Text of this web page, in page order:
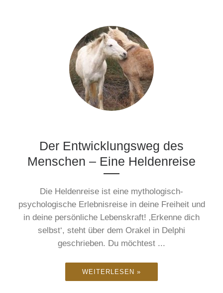
Der Entwicklungsweg des
Menschen – Eine Heldenreise
Die Heldenreise ist eine mythologisch-
psychologische Erlebnisreise in deine Freiheit und
in deine persönliche Lebenskraft! ‚Erkenne dich
selbst‘, steht über dem Orakel in Delphi
geschrieben. Du möchtest ...
WEITERLESEN »